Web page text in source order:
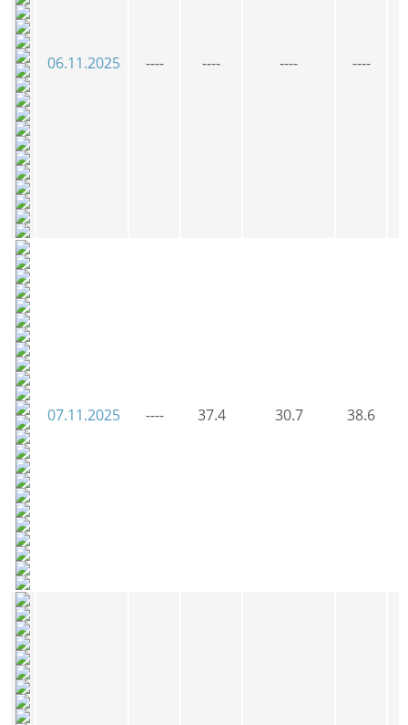
06.11.2025 ---- ---- ---- ----
07.11.2025 ---- 37.4 30.7 38.6